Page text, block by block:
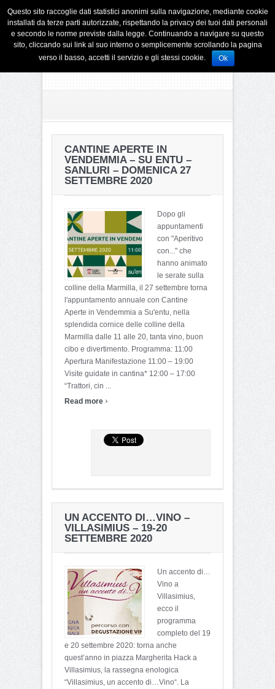
CANTINE APERTE IN
VENDEMMIA – SU ENTU –
SANLURI – DOMENICA 27
SETTEMBRE 2020
Dopo gli
appuntamenti
con "Aperitivo
con..." che
hanno animato
le serate sulla
colline della Marmilla, il 27 settembre torna
l'appuntamento annuale con Cantine
Aperte in Vendemmia a Su'entu, nella
splendida cornice delle colline della
Marmilla dalle 11 alle 20, tanta vino, buon
cibo e divertimento. Programma: 11:00
Apertura Manifestazione 11:00 – 19:00
Visite guidate in cantina* 12:00 – 17:00
“Trattori, cin ...
Read more ›
UN ACCENTO DI…VINO –
VILLASIMIUS – 19-20
SETTEMBRE 2020
Un accento di…
Vino a
Villasimius,
ecco il
programma
completo del 19
e 20 settembre 2020: torna anche
quest’anno in piazza Margherita Hack a
Villasimius, la rassegna enologica
“Villasimius, un accento di…Vino“. La
Questo sito raccoglie dati statistici anonimi sulla navigazione, mediante cookie
installati da terze parti autorizzate, rispettando la privacy dei tuoi dati personali
e secondo le norme previste dalla legge. Continuando a navigare su questo
sito, cliccando sui link al suo interno o semplicemente scrollando la pagina
verso il basso, accetti il servizio e gli stessi cookie.
Ok